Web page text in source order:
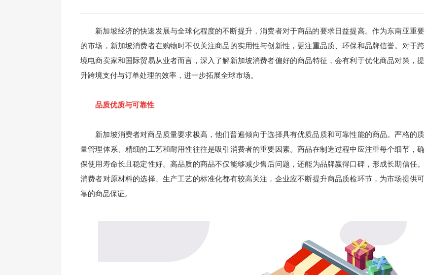
新加坡经济的快速发展与全球化程度的不断提升，消费者对于商品的要求日益提高。作为东南亚重要
的市场，新加坡消费者在购物时不仅关注商品的实用性与创新性，更注重品质、环保和品牌信誉。对于跨
境电商卖家和国际贸易从业者而言，深入了解新加坡消费者偏好的商品特征，会有利于优化商品对策，提
升跨境支付与订单处理的效率，进一步拓展全球市场。
品质优质与可靠性
新加坡消费者对商品质量要求极高，他们普遍倾向于选择具有优质品质和可靠性能的商品。严格的质
量管理体系、精细的工艺和耐用性往往是吸引消费者的重要因素。商品在制造过程中应注重每个细节，确
保使用寿命长且稳定性好。高品质的商品不仅能够减少售后问题，还能为品牌赢得口碑，形成长期信任。
消费者对原材料的选择、生产工艺的标准化都有较高关注，企业应不断提升商品质检环节，为市场提供可
靠的商品保证。